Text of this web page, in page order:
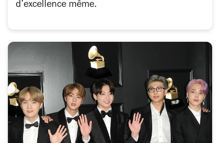
d’excellence même.